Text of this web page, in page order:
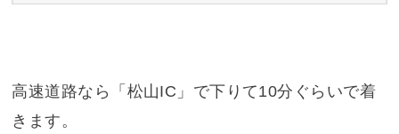
高速道路なら「松山IC」で下りて10分ぐらいで着
きます。